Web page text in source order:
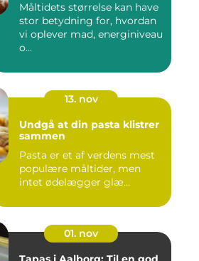
Måltidets størrelse kan have
stor betydning for, hvordan
vi oplever mad, energiniveau
o...
13. nov
Undgå at din pasta klistrer
sammen
Pasta er et af verdens mest
populære måltider, men
intet ødelægger glæ...
01. nov